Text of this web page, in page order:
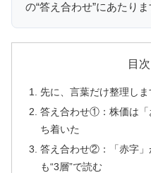
の“答え合わせ”にあたりま
目次
先に、言葉だけ整理しま
答え合わせ①：株価は「
ち着いた
答え合わせ②：「赤字
も“3層”で読む